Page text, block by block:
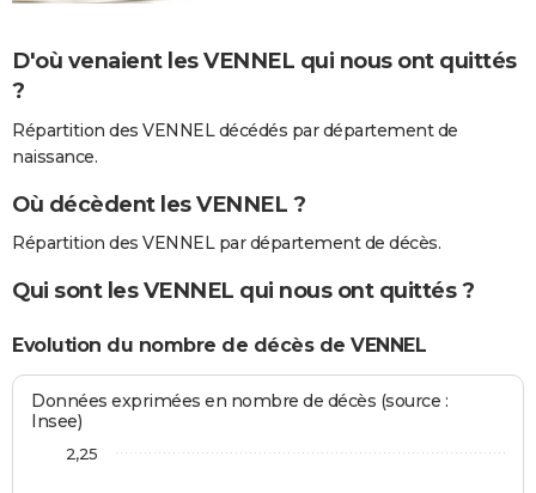
D'où venaient les VENNEL qui nous ont quittés
?
Répartition des VENNEL décédés par département de
naissance.
Où décèdent les VENNEL ?
Répartition des VENNEL par département de décès.
Qui sont les VENNEL qui nous ont quittés ?
Evolution du nombre de décès de VENNEL
Données exprimées en nombre de décès (source :
Insee)
2,25